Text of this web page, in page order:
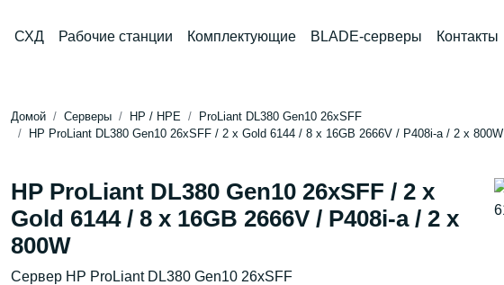
СХД Рабочие станции Комплектующие BLADE-серверы Контакты
Домой Серверы HP / HPE
ProLiant DL380 Gen10 26xSFF
HP ProLiant DL380 Gen10 26xSFF / 2 x Gold 6144 / 8 x 16GB 2666V / P408i-a / 2 x 800W
HP ProLiant DL380 Gen10 26xSFF / 2 x
Gold 6144 / 8 x 16GB 2666V / P408i-a / 2 x
800W
Сервер HP ProLiant DL380 Gen10 26xSFF